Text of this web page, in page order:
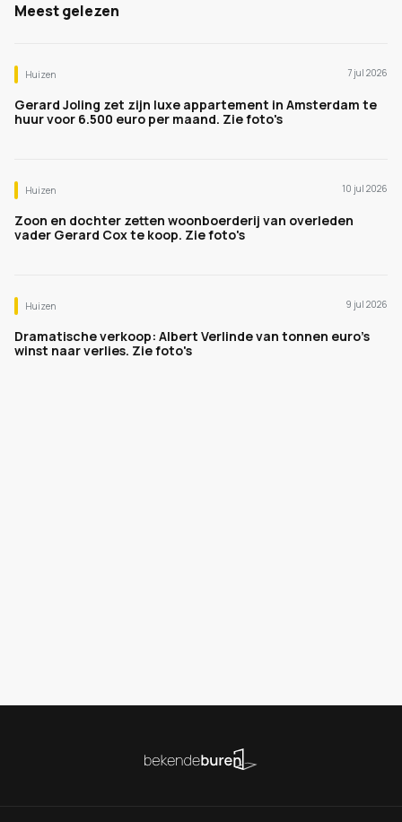
Meest gelezen
Huizen 7 jul 2026
Gerard Joling zet zijn luxe appartement in Amsterdam te
huur voor 6.500 euro per maand. Zie foto's
Huizen 10 jul 2026
Zoon en dochter zetten woonboerderij van overleden
vader Gerard Cox te koop. Zie foto's
Huizen 9 jul 2026
Dramatische verkoop: Albert Verlinde van tonnen euro's
winst naar verlies. Zie foto's